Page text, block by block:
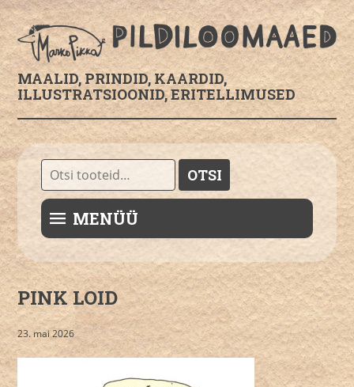
MAALID, PRINDID, KAARDID,
ILLUSTRATSIOONID, ERITELLIMUSED
Otsi: OTSI
MENÜÜ
PINK LOID
23. mai 2026